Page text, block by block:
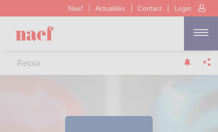
Naef Actualités Contact Login
Retour